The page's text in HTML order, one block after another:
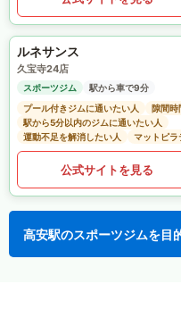
ルネサンス
久宝寺24店
スポーツジム
駅から車で9分
プール付きジムに通いたい人
隙間時
駅から5分以内のジムに通いたい人
運動不足を解消したい人
マットピラ
公式サイトを見る
高安駅のスポーツジムを目